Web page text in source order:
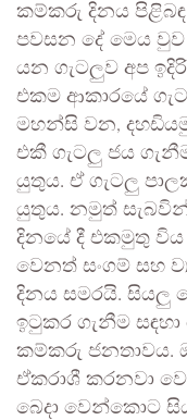
කම්කරු දිනය
පවසන දේ මෙය
යන ගැටලුව අප
එකම ආකාරයේ
මහන්සි වන,
එකී ගැටලු ජය
යුතුය. ඒ ගැටලු
යුතුය. නමුත්
දිනයේ දී එකමුතු විය
වෙනත් සංගම් සහ
දිනය සමරයි. සියලු
ඉටුකර ගැනීම
කම්කරු ජනතාවය.
ඒකරාශී කරනවා
බෙදා වෙන්කොට